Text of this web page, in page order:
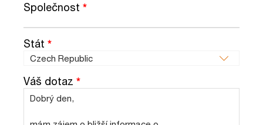
Společnost *
Stát *
Váš dotaz *